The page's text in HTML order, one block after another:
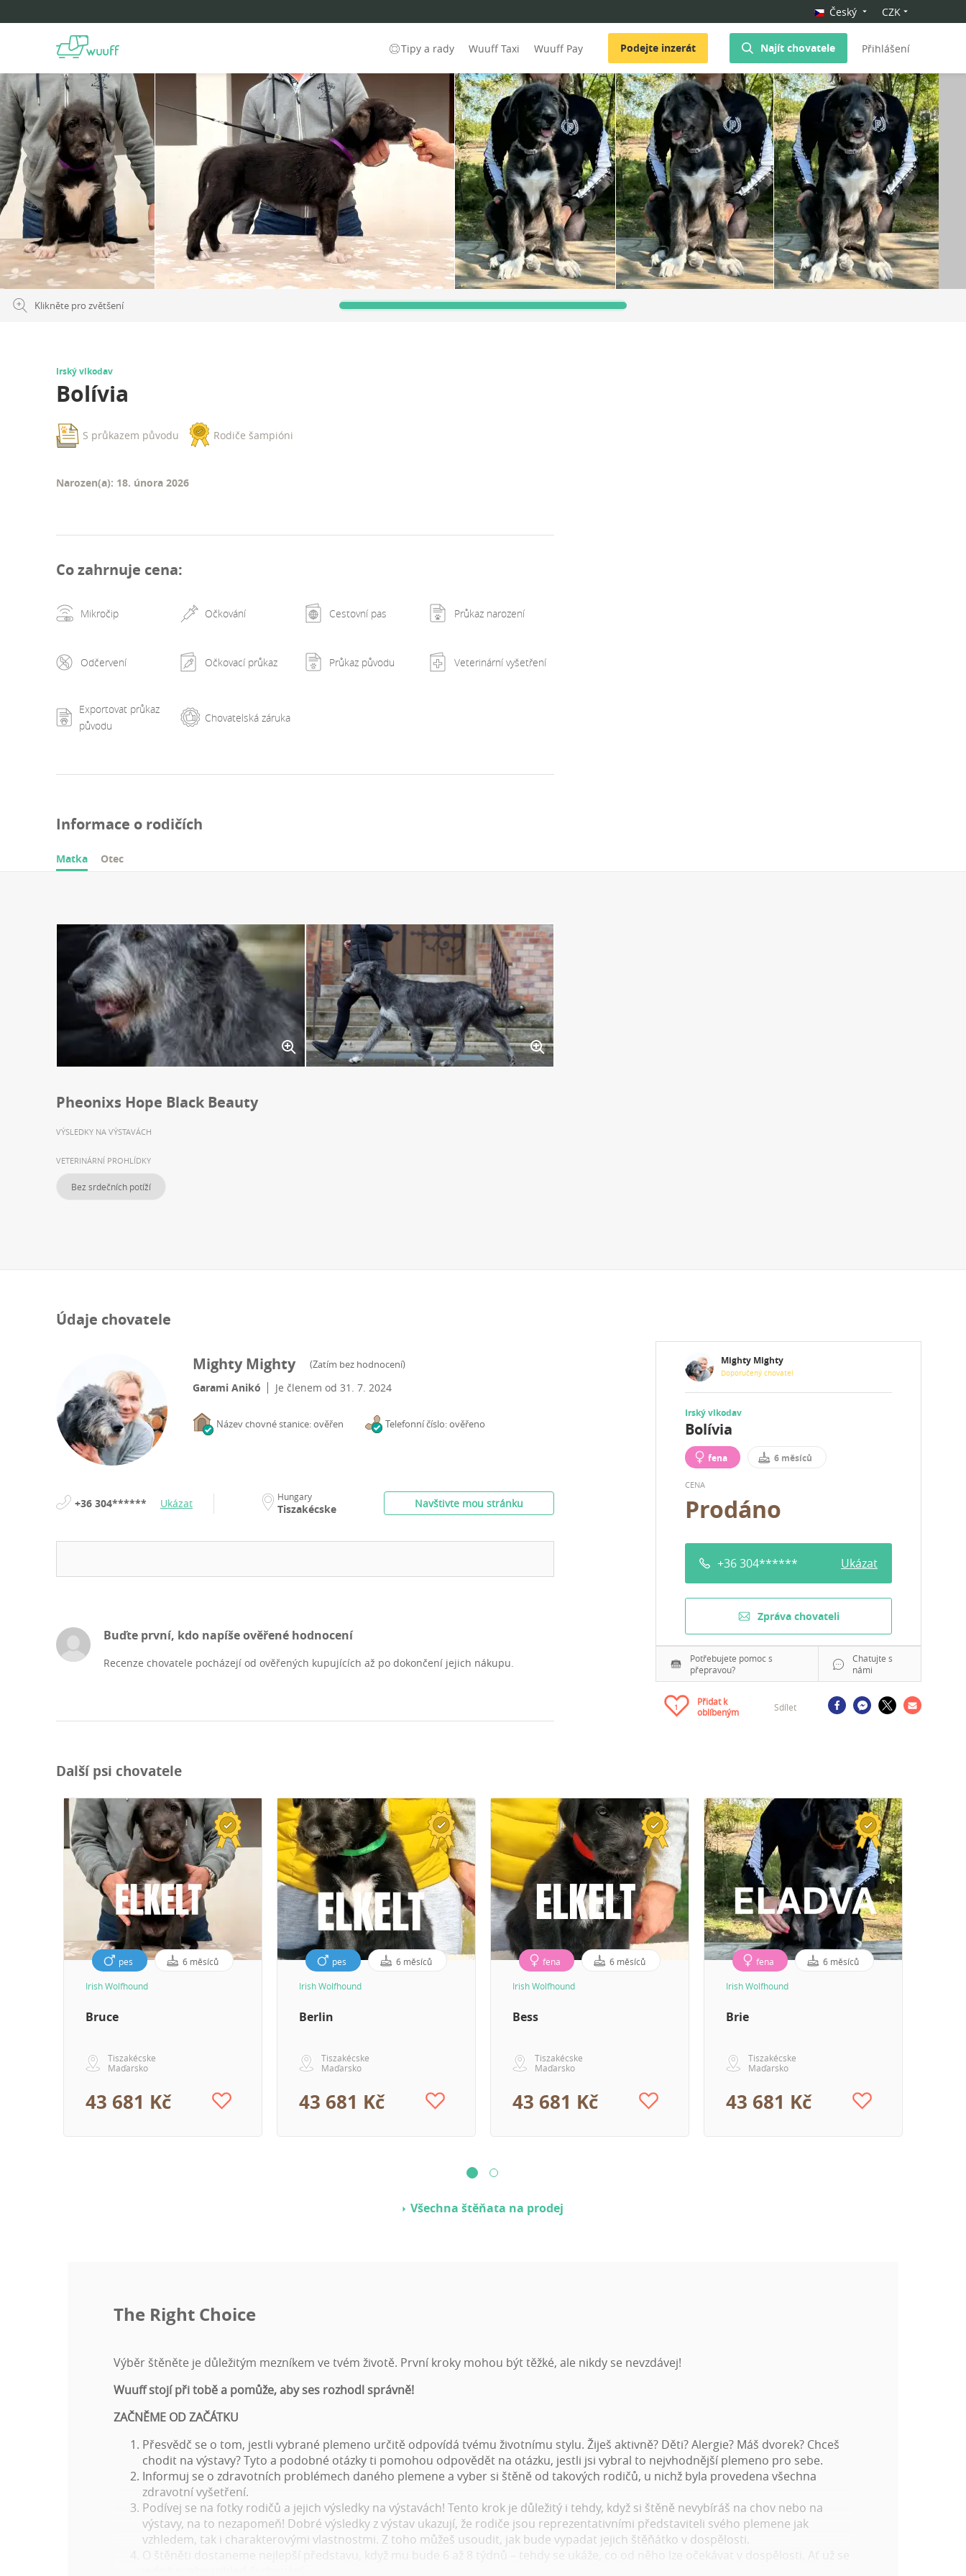
Český CZK
Tipy a rady Wuuff Taxi Wuuff Pay Podejte inzerát Najít chovatele Přihlášení
Klikněte pro zvětšení
Mighty Mighty
Doporučený chovatel
Irský vlkodav
Bolívia
fena 6 měsíců
CENA
Prodáno
+36 304****** Ukázat
Zpráva chovateli
Potřebujete pomoc s
přepravou?
Chatujte s
námi
1
Přidat k
oblíbeným
Sdílet
Irský vlkodav
Bolívia
S průkazem původu Rodiče šampióni
Narozen(a): 18. února 2026
Co zahrnuje cena:
Mikročip Očkování Cestovní pas Průkaz narození
Odčervení Očkovací průkaz Průkaz původu Veterinární vyšetření
Exportovat průkaz
původu
Chovatelská záruka
Informace o rodičích
Matka Otec
Pheonixs Hope Black Beauty
VÝSLEDKY NA VÝSTAVÁCH
VETERINÁRNÍ PROHLÍDKY
Bez srdečních potíží
Údaje chovatele
Mighty Mighty (Zatím bez hodnocení)
Garami Anikó Je členem od 31. 7. 2024
Název chovné stanice: ověřen Telefonní číslo: ověřeno
+36 304****** Ukázat Hungary
Tiszakécske Navštivte mou stránku
Buďte první, kdo napíše ověřené hodnocení
Recenze chovatele pocházejí od ověřených kupujících až po dokončení jejich nákupu.
Další psi chovatele
pes 6 měsíců
Irish Wolfhound
Bruce
Tiszakécske
Maďarsko
43 681 Kč
pes 6 měsíců
Irish Wolfhound
Berlin
Tiszakécske
Maďarsko
43 681 Kč
fena 6 měsíců
Irish Wolfhound
Bess
Tiszakécske
Maďarsko
43 681 Kč
fena 6 měsíců
Irish Wolfhound
Brie
Tiszakécske
Maďarsko
43 681 Kč
Všechna štěňata na prodej
The Right Choice
Výběr štěněte je důležitým mezníkem ve tvém životě. První kroky mohou být těžké, ale nikdy se nevzdávej!
Wuuff stojí při tobě a pomůže, aby ses rozhodl správně!
ZAČNĚME OD ZAČÁTKU
Přesvědč se o tom, jestli vybrané plemeno určitě odpovídá tvému životnímu stylu. Žiješ aktivně? Děti? Alergie? Máš dvorek? Chceš
chodit na výstavy? Tyto a podobné otázky ti pomohou odpovědět na otázku, jestli jsi vybral to nejvhodnější plemeno pro sebe.
Informuj se o zdravotních problémech daného plemene a vyber si štěně od takových rodičů, u nichž byla provedena všechna
zdravotní vyšetření.
Podívej se na fotky rodičů a jejich výsledky na výstavách! Tento krok je důležitý i tehdy, když si štěně nevybíráš na chov nebo na
výstavy, na to nezapomeň! Dobré výsledky z výstav ukazují, že rodiče jsou reprezentativními představiteli svého plemene jak
vzhledem, tak i charakterovými vlastnostmi. Z toho můžeš usoudit, jak bude vypadat jejich štěňátko v dospělosti.
O štěněti dostaneme nejlepší představu, když mu bude 6 až 8 týdnů – tehdy se ukáže, co od něho lze očekávat v dospělosti. Ať už se